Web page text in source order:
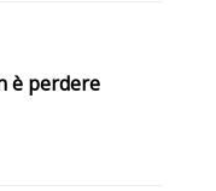
è perdere